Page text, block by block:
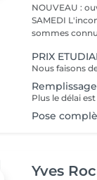
NOUVEAU :
SAMEDI L'incontournable institut de beauté à Luxembourg. Nous
sommes
PRIX
Pose
Yves